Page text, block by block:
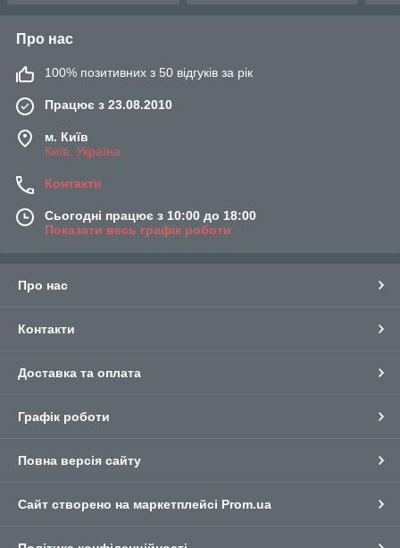
Про нас
100% позитивних з 50 відгуків за рік
Працює з 23.08.2010
м. Київ
Київ, Україна
Контакти
Сьогодні працює з 10:00 до 18:00
Показати весь графік роботи
Про нас
Контакти
Доставка та оплата
Графік роботи
Повна версія сайту
Сайт створено на маркетплейсі Prom.ua